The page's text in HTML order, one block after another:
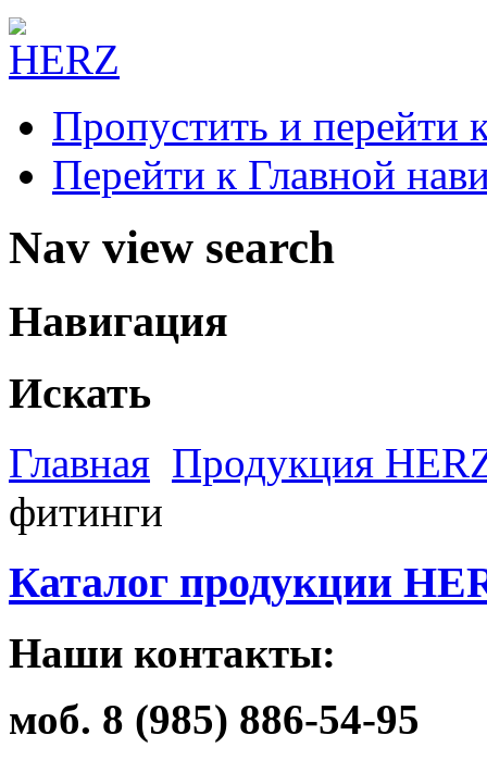
Пропустить и перейти
Перейти к Главной
Nav view search
Навигация
Искать
Главная Продукция
фитинги
Каталог продукции
Наши контакты:
моб. 8 (985) 886-54-95